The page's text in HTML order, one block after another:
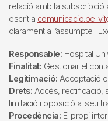
relació amb la subscripció
escrit a
clarament a l’assumpte
Responsable: Hospital
Finalitat: Gestionar el
Legitimació: Acceptació
Drets: Accés, rectificació,
limitació i oposició al seu
Procedència: El propi